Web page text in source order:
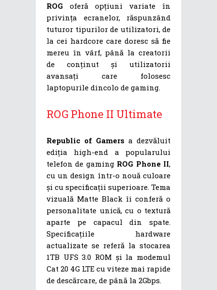
ROG oferă opțiuni variate în
privința ecranelor, răspunzând
tuturor tipurilor de utilizatori, de
la cei hardcore care doresc să fie
mereu în vârf, până la creatorii
de conținut și utilizatorii
avansați care folosesc
laptopurile dincolo de gaming.
ROG Phone II Ultimate
Republic of Gamers a dezvăluit
ediția high-end a popularului
telefon de gaming ROG Phone II,
cu un design într-o nouă culoare
și cu specificații superioare. Tema
vizuală Matte Black îi conferă o
personalitate unică, cu o textură
aparte pe capacul din spate.
Specificațiile hardware
actualizate se referă la stocarea
1TB UFS 3.0 ROM și la modemul
Cat 20 4G LTE cu viteze mai rapide
de descărcare, de până la 2Gbps.